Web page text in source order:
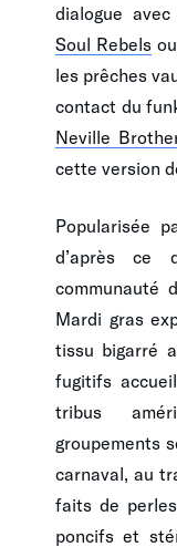
dialogue
Soul Rebels
les prêches
contact du
Neville
cette version
Popularisée
d’après ce
communauté
Mardi gras
tissu bigarré
fugitifs
tribus
groupements
carnaval, au
faits de
poncifs et